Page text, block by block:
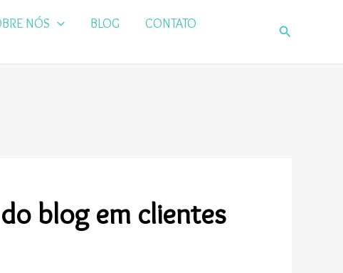
NÓS BLOG
CONTATO
Pesquisar
blog em clientes